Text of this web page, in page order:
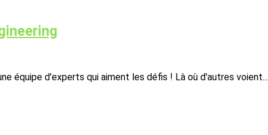
équipe d'experts qui aiment les défis ! Là où d'autres voient...